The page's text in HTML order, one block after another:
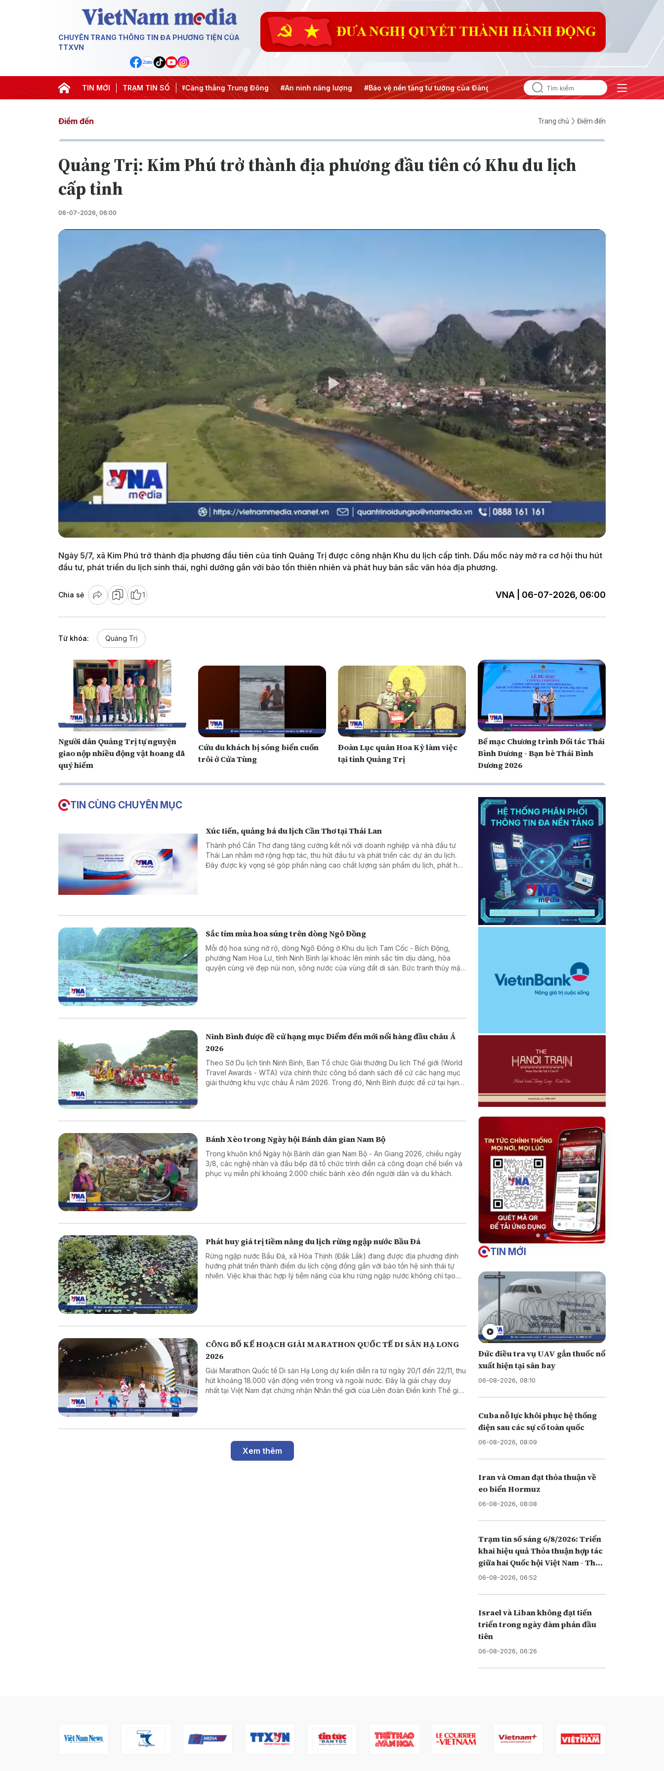
CHUYÊN TRANG THÔNG TIN ĐA PHƯƠNG TIỆN CỦA
TTXVN
TIN MỚI TRẠM TIN SỐ
#Chống khai thác IUU #Căng thẳng Trung Đông #An ninh năng lượng #Bảo vệ nền tảng tư tưởng của Đảng #Hội nghị Trung ương 3
Điểm đến Trang chủ Điểm đến
Quảng Trị: Kim Phú trở thành địa phương đầu tiên có Khu du lịch
cấp tỉnh
06-07-2026, 06:00
Play
Video
Ngày 5/7, xã Kim Phú trở thành địa phương đầu tiên của tỉnh Quảng Trị được công nhận Khu du lịch cấp tỉnh. Dấu mốc này mở ra cơ hội thu hút
đầu tư, phát triển du lịch sinh thái, nghỉ dưỡng gắn với bảo tồn thiên nhiên và phát huy bản sắc văn hóa địa phương.
Chia sẻ 1 VNA | 06-07-2026, 06:00
Từ khóa: Quảng Trị
Người dân Quảng Trị tự nguyện
giao nộp nhiều động vật hoang dã
quý hiếm
Cứu du khách bị sóng biển cuốn
trôi ở Cửa Tùng
Đoàn Lục quân Hoa Kỳ làm việc
tại tỉnh Quảng Trị
Bế mạc Chương trình Đối tác Thái
Bình Dương - Bạn bè Thái Bình
Dương 2026
TIN CÙNG CHUYÊN MỤC
Xúc tiến, quảng bá du lịch Cần Thơ tại Thái Lan
Thành phố Cần Thơ đang tăng cường kết nối với doanh nghiệp và nhà đầu tư
Thái Lan nhằm mở rộng hợp tác, thu hút đầu tư và phát triển các dự án du lịch.
Đây được kỳ vọng sẽ góp phần nâng cao chất lượng sản phẩm du lịch, phát huy
Sắc tím mùa hoa súng trên dòng Ngô Đồng
Mỗi độ hoa súng nở rộ, dòng Ngô Đồng ở Khu du lịch Tam Cốc - Bích Động,
phường Nam Hoa Lư, tỉnh Ninh Bình lại khoác lên mình sắc tím dịu dàng, hòa
quyện cùng vẻ đẹp núi non, sông nước của vùng đất di sản. Bức tranh thủy mặc
Ninh Bình được đề cử hạng mục Điểm đến mới nổi hàng đầu châu Á
2026
Theo Sở Du lịch tỉnh Ninh Bình, Ban Tổ chức Giải thưởng Du lịch Thế giới (World
Travel Awards - WTA) vừa chính thức công bố danh sách đề cử các hạng mục
giải thưởng khu vực châu Á năm 2026. Trong đó, Ninh Bình được đề cử tại hạng
Bánh Xèo trong Ngày hội Bánh dân gian Nam Bộ
Trong khuôn khổ Ngày hội Bánh dân gian Nam Bộ - An Giang 2026, chiều ngày
3/8, các nghệ nhân và đầu bếp đã tổ chức trình diễn cá công đoạn chế biến và
phục vụ miễn phí khoảng 2.000 chiếc bánh xèo đến người dân và du khách.
Phát huy giá trị tiềm năng du lịch rừng ngập nước Bầu Đá
Rừng ngập nước Bầu Đá, xã Hòa Thịnh (Đắk Lắk) đang được địa phương định
hướng phát triển thành điểm du lịch cộng đồng gắn với bảo tồn hệ sinh thái tự
nhiên. Việc khai thác hợp lý tiềm năng của khu rừng ngập nước không chỉ tạo
CÔNG BỐ KẾ HOẠCH GIẢI MARATHON QUỐC TẾ DI SẢN HẠ LONG
2026
Giải Marathon Quốc tế Di sản Hạ Long dự kiến diễn ra từ ngày 20/1 đến 22/11, thu
hút khoảng 18.000 vận động viên trong và ngoài nước. Đây là giải chạy duy
nhất tại Việt Nam đạt chứng nhận Nhãn thế giới của Liên đoàn Điền kinh Thế giới,
Xem thêm
TIN MỚI
Đức điều tra vụ UAV gắn thuốc nổ
xuất hiện tại sân bay
06-08-2026, 08:10
Cuba nỗ lực khôi phục hệ thống
điện sau các sự cố toàn quốc
06-08-2026, 08:09
Iran và Oman đạt thỏa thuận về
eo biển Hormuz
06-08-2026, 08:08
Trạm tin số sáng 6/8/2026: Triển
khai hiệu quả Thỏa thuận hợp tác
giữa hai Quốc hội Việt Nam - Thái
Lan
06-08-2026, 06:52
Israel và Liban không đạt tiến
triển trong ngày đàm phán đầu
tiên
06-08-2026, 06:26